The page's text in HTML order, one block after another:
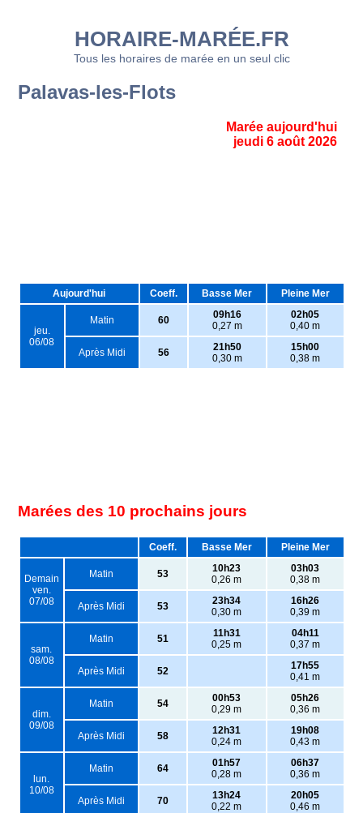
HORAIRE-MARÉE.FR
Tous les horaires de marée en un seul clic
Palavas-les-Flots
Marée aujourd'hui
jeudi 6 août 2026
Aujourd'hui Coeff. Basse Mer Pleine Mer
jeu.
06/08
Matin 60
09h16
0,27 m
02h05
0,40 m
Après Midi 56
21h50
0,30 m
15h00
0,38 m
Marées des 10 prochains jours
Coeff. Basse Mer Pleine Mer
Demain
ven.
07/08
Matin 53
10h23
0,26 m
03h03
0,38 m
Après Midi 53
23h34
0,30 m
16h26
0,39 m
sam.
08/08
Matin 51
11h31
0,25 m
04h11
0,37 m
Après Midi 52
17h55
0,41 m
dim.
09/08
Matin 54
00h53
0,29 m
05h26
0,36 m
Après Midi 58
12h31
0,24 m
19h08
0,43 m
lun.
10/08
Matin 64
01h57
0,28 m
06h37
0,36 m
Après Midi 70
13h24
0,22 m
20h05
0,46 m